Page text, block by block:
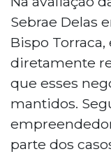
Sebrae Delas
Bispo
diretamente
que esses
mantidos.
parte dos